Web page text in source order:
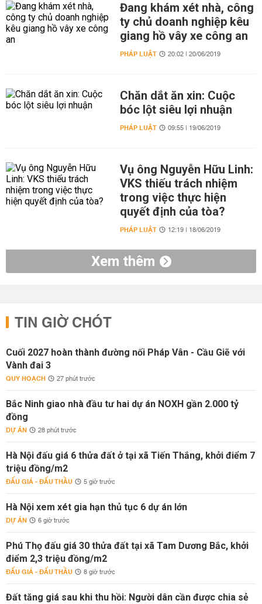
Đang khám xét nhà, công
ty chủ doanh nghiệp kêu
giang hồ vây xe công an
PHÁP LUẬT 20:02 | 20/06/2019
Chăn dắt ăn xin: Cuộc
bóc lột siêu lợi nhuận
PHÁP LUẬT 09:55 | 19/06/2019
Vụ ông Nguyễn Hữu Linh:
VKS thiếu trách nhiệm
trong việc thực hiện
quyết định của tòa?
PHÁP LUẬT 12:19 | 18/06/2019
Xem thêm
TIN GIỜ CHÓT
Cuối 2027 hoàn thành đường nối Pháp Vân - Cầu Giẽ với
Vành đai 3
QUY HOẠCH 27 phút trước
Bắc Ninh giao nhà đầu tư hai dự án NOXH gần 2.000 tỷ
đồng
DỰ ÁN 28 phút trước
Hà Nội đấu giá 6 thửa đất ở tại xã Tiến Thắng, khởi điểm 7
triệu đồng/m2
ĐẤU GIÁ - ĐẤU THẦU 5 giờ trước
Hà Nội xem xét gia hạn thủ tục 6 dự án lớn
DỰ ÁN 6 giờ trước
Phú Thọ đấu giá 30 thửa đất tại xã Tam Dương Bắc, khởi
điểm 2,3 triệu đồng/m2
ĐẤU GIÁ - ĐẤU THẦU 8 giờ trước
Đất tăng giá sau khi thu hồi: Người dân cần được chia sẻ